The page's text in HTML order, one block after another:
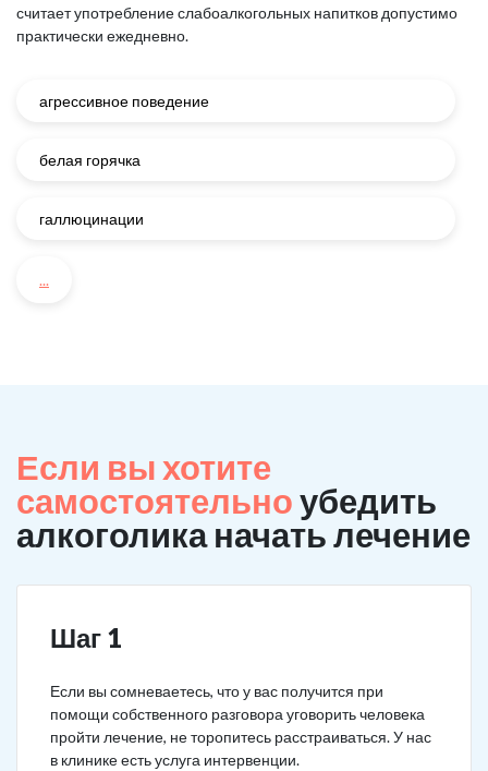
считает употребление слабоалкогольных напитков допустимо
практически ежедневно.
агрессивное поведение
белая горячка
галлюцинации
...
Если вы хотите
самостоятельноубедить
алкоголика начать лечение
Шаг 1
Если вы сомневаетесь, что у вас получится при
помощи собственного разговора уговорить человека
пройти лечение, не торопитесь расстраиваться. У нас
в клинике есть услуга интервенции.